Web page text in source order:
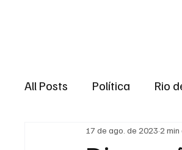
All Posts Política Rio
Região dos lagos
17 de ago. de 2023 2